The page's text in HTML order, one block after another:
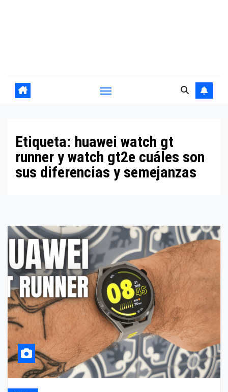
Etiqueta: huawei watch gt
runner y watch gt2e cuáles son
sus diferencias y semejanzas